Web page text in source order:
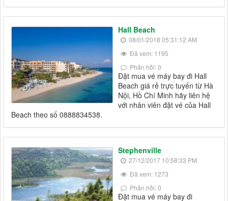
Hall Beach
08/01/2018 05:31:12 AM
Đã xem: 1195
Phản hồi: 0
Đặt mua vé máy bay đi Hall
Beach giá rẻ trực tuyến từ Hà
Nội, Hồ Chí Minh hãy liên hệ
với nhân viên đặt vé của Hall
Beach theo số 0888834538.
Stephenville
27/12/2017 10:58:33 PM
Đã xem: 1273
Phản hồi: 0
Đặt mua vé máy bay đi